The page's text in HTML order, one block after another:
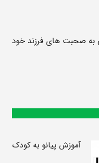
صحبت های فرزند خود
آموزش پیانو به کودک